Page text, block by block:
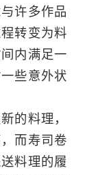
许多作品
转变为料
内满足一
些意外状
的料理，
而寿司卷
料理的履